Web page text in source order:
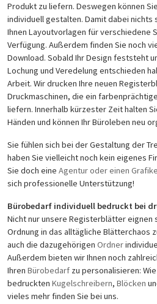
Produkt zu liefern. Deswegen können
individuell gestalten. Damit dabei nichts
Ihnen Layoutvorlagen für verschiedene
Verfügung. Außerdem finden Sie noch
Download. Sobald Ihr Design feststeht
Lochung und Veredelung entschieden
Arbeit. Wir drucken Ihre neuen
Druckmaschinen, die ein
liefern. Innerhalb kürzester Zeit halten
Händen und können Ihr Büroleben neu
Sie fühlen sich bei der Gestaltung der
haben Sie vielleicht noch kein eigenes
Sie doch eine Agentur oder einen
sich professionelle Unterstützung!
Bürobedarf individuell bedruckt bei
Nicht nur unsere Registerblätter eignen
Ordnung in das alltägliche Blätterchaos
auch die dazugehörigen Ordner
Außerdem bieten wir Ihnen noch
Ihren Bürobedarf zu personalisieren:
bedruckten Kugelschreibern, Blöcken
vieles mehr finden Sie bei uns.